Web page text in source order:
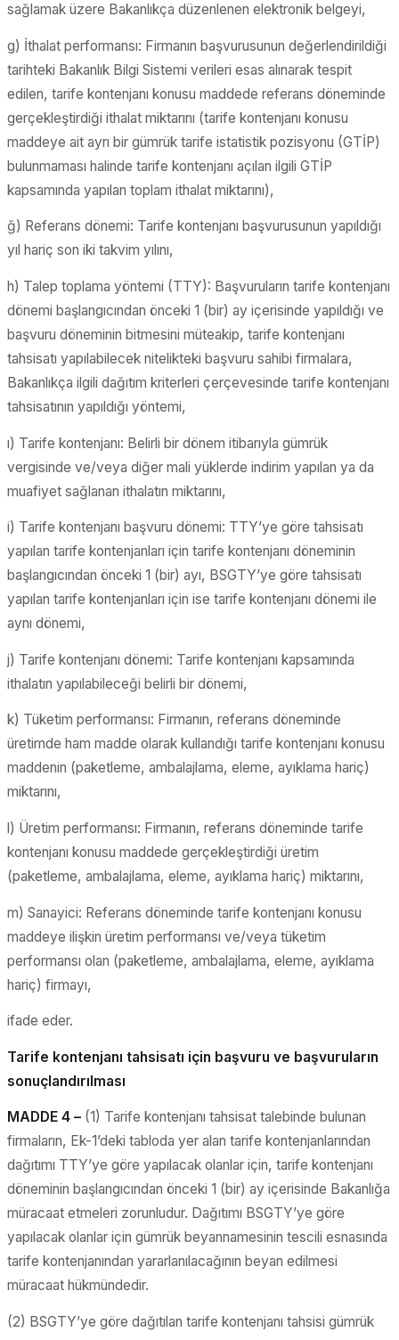
sağlamak üzere Bakanlıkça düzenlenen elektronik belgeyi,
g) İthalat performansı: Firmanın başvurusunun değerlendirildiği
tarihteki Bakanlık Bilgi Sistemi verileri esas alınarak tespit
edilen, tarife kontenjanı konusu maddede referans döneminde
gerçekleştirdiği ithalat miktarını (tarife kontenjanı konusu
maddeye ait ayrı bir gümrük tarife istatistik pozisyonu (GTİP)
bulunmaması halinde tarife kontenjanı açılan ilgili GTİP
kapsamında yapılan toplam ithalat miktarını),
ğ) Referans dönemi: Tarife kontenjanı başvurusunun yapıldığı
yıl hariç son iki takvim yılını,
h) Talep toplama yöntemi (TTY): Başvuruların tarife kontenjanı
dönemi başlangıcından önceki 1 (bir) ay içerisinde yapıldığı ve
başvuru döneminin bitmesini müteakip, tarife kontenjanı
tahsisatı yapılabilecek nitelikteki başvuru sahibi firmalara,
Bakanlıkça ilgili dağıtım kriterleri çerçevesinde tarife kontenjanı
tahsisatının yapıldığı yöntemi,
ı) Tarife kontenjanı: Belirli bir dönem itibarıyla gümrük
vergisinde ve/veya diğer mali yüklerde indirim yapılan ya da
muafiyet sağlanan ithalatın miktarını,
i) Tarife kontenjanı başvuru dönemi: TTY’ye göre tahsisatı
yapılan tarife kontenjanları için tarife kontenjanı döneminin
başlangıcından önceki 1 (bir) ayı, BSGTY’ye göre tahsisatı
yapılan tarife kontenjanları için ise tarife kontenjanı dönemi ile
aynı dönemi,
j) Tarife kontenjanı dönemi: Tarife kontenjanı kapsamında
ithalatın yapılabileceği belirli bir dönemi,
k) Tüketim performansı: Firmanın, referans döneminde
üretimde ham madde olarak kullandığı tarife kontenjanı konusu
maddenin (paketleme, ambalajlama, eleme, ayıklama hariç)
miktarını,
l) Üretim performansı: Firmanın, referans döneminde tarife
kontenjanı konusu maddede gerçekleştirdiği üretim
(paketleme, ambalajlama, eleme, ayıklama hariç) miktarını,
m) Sanayici: Referans döneminde tarife kontenjanı konusu
maddeye ilişkin üretim performansı ve/veya tüketim
performansı olan (paketleme, ambalajlama, eleme, ayıklama
hariç) firmayı,
ifade eder.
Tarife kontenjanı tahsisatı için başvuru ve başvuruların
sonuçlandırılması
MADDE 4 – (1) Tarife kontenjanı tahsisat talebinde bulunan
firmaların, Ek-1’deki tabloda yer alan tarife kontenjanlarından
dağıtımı TTY’ye göre yapılacak olanlar için, tarife kontenjanı
döneminin başlangıcından önceki 1 (bir) ay içerisinde Bakanlığa
müracaat etmeleri zorunludur. Dağıtımı BSGTY’ye göre
yapılacak olanlar için gümrük beyannamesinin tescili esnasında
tarife kontenjanından yararlanılacağının beyan edilmesi
müracaat hükmündedir.
(2) BSGTY’ye göre dağıtılan tarife kontenjanı tahsisi gümrük